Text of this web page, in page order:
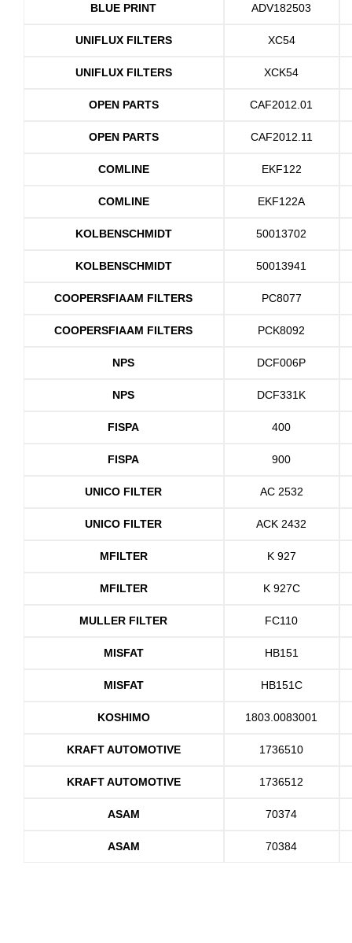
BLUE PRINT ADV182503
UNIFLUX FILTERS XC54
UNIFLUX FILTERS XCK54
OPEN PARTS CAF2012.01
OPEN PARTS CAF2012.11
COMLINE EKF122
COMLINE EKF122A
KOLBENSCHMIDT 50013702
KOLBENSCHMIDT 50013941
COOPERSFIAAM FILTERS PC8077
COOPERSFIAAM FILTERS PCK8092
NPS DCF006P
NPS DCF331K
FISPA 400
FISPA 900
UNICO FILTER AC 2532
UNICO FILTER ACK 2432
MFILTER K 927
MFILTER K 927C
MULLER FILTER FC110
MISFAT HB151
MISFAT HB151C
KOSHIMO 1803.0083001
KRAFT AUTOMOTIVE 1736510
KRAFT AUTOMOTIVE 1736512
ASAM 70374
ASAM 70384